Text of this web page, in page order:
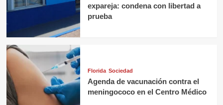
expareja: condena con libertad a
prueba
Florida Sociedad
Agenda de vacunación contra el
meningococo en el Centro Médico